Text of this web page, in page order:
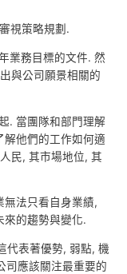
視策略規劃.
業務目標的文件. 然
與公司願景相關的
. 當團隊和部門理解
他們的工作如何適
民, 其市場地位, 其
無法只看自身業績,
來的趨勢與變化.
代表著優勢, 弱點, 機
司應該關注最重要的